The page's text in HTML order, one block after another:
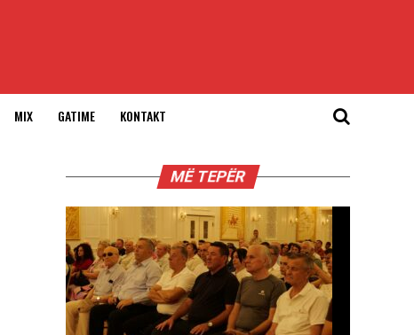
MIX GATIME KONTAKT
MË TEPËR